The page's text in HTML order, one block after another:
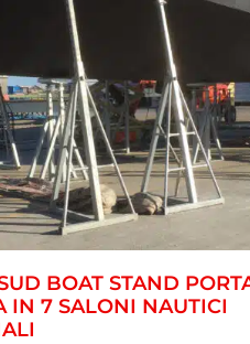
BOAT STAND
IN 7 SALONI NAUTICI